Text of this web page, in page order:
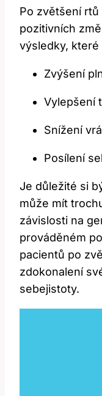
Po zvětšení
pozitivních
výsledky, které
Zvýšení
Vylepšení
Snížení
Posílení
Je důležité si
může mít
závislosti na
prováděném
pacientů po
zdokonalení
sebejistoty.